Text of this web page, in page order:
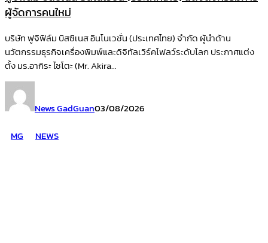
ผู้จัดการคนใหม่
บริษัท ฟูจิฟิล์ม บิสซิเนส อินโนเวชั่น (ประเทศไทย) จำกัด ผู้นำด้าน
นวัตกรรมธุรกิจเครื่องพิมพ์และดิจิทัลเวิร์คโฟลว์ระดับโลก ประกาศแต่ง
ตั้ง มร.อากิระ ไซโตะ (Mr. Akira...
News GadGuan03/08/2026
MG
NEWS